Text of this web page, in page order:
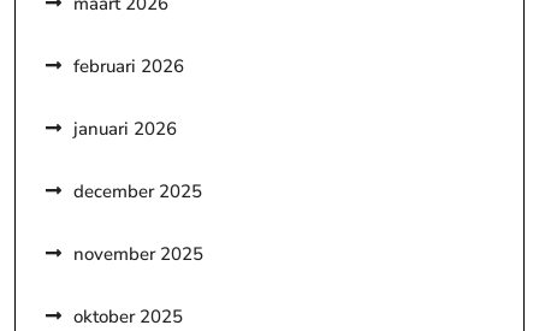
februari 2026
januari 2026
december 2025
november 2025
oktober 2025